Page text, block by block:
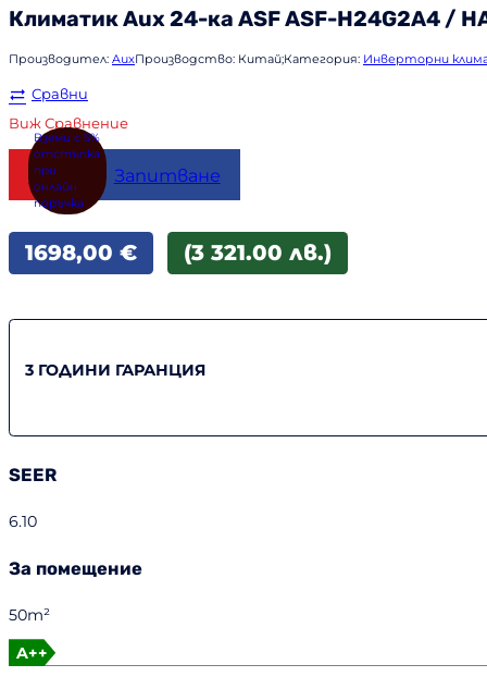
КлиматикAux24-ка ASF ASF-H24G2A4 /
Производител: AuxПроизводство: Китай;Категория: Инверторни
Сравни
Виж Сравнение
Купи Запитване
1698,00 € (3 321.00 лв.)
3 ГОДИНИ ГАРАНЦИЯ
SEER
6.10
За помещение
50m²
A++